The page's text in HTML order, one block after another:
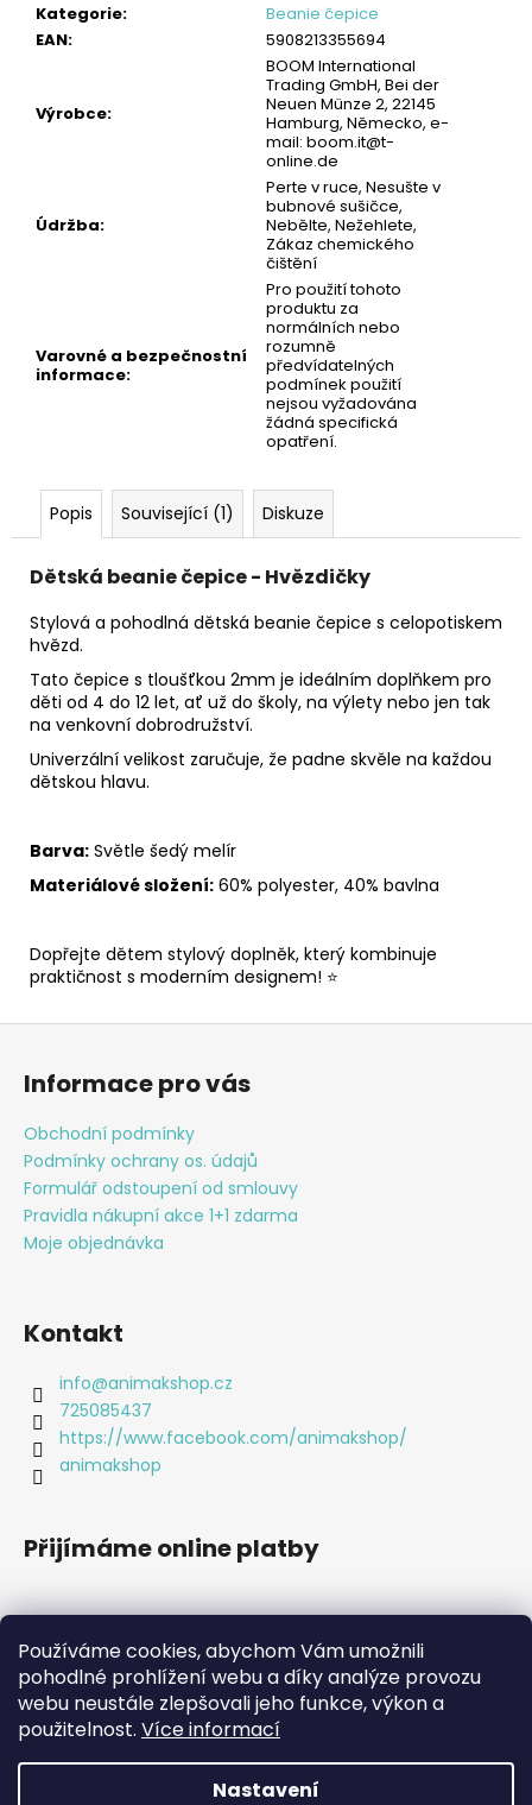
Používáme cookies, abychom Vám umožnili
pohodlné prohlížení webu a díky analýze provozu
webu neustále zlepšovali jeho funkce, výkon a
použitelnost. Více informací
Nastavení
Kategorie:
Beanie čepice
EAN: 5908213355694
Výrobce:
BOOM International
Trading GmbH, Bei der
Neuen Münze 2, 22145
Hamburg, Německo, e-
mail: boom.it@t-
online.de
Údržba:
Perte v ruce, Nesušte v
bubnové sušičce,
Nebělte, Nežehlete,
Zákaz chemického
čištění
Varovné a bezpečnostní
informace:
Pro použití tohoto
produktu za
normálních nebo
rozumně
předvídatelných
podmínek použití
nejsou vyžadována
žádná specifická
opatření.
Popis Související (1) Diskuze
Dětská beanie čepice - Hvězdičky
Stylová a pohodlná dětská beanie čepice s celopotiskem
hvězd.
Tato čepice s tloušťkou 2mm je ideálním doplňkem pro
děti od 4 do 12 let, ať už do školy, na výlety nebo jen tak
na venkovní dobrodružství.
Univerzální velikost zaručuje, že padne skvěle na každou
dětskou hlavu.
Barva: Světle šedý melír
Materiálové složení: 60% polyester, 40% bavlna
Dopřejte dětem stylový doplněk, který kombinuje
praktičnost s moderním designem! ⭐
CARDIN
249
Z
Informace pro vás
Obchodní podmínky
Podmínky ochrany os. údajů
Formulář odstoupení od smlouvy
Pravidla nákupní akce 1+1 zdarma
Moje objednávka
Kontakt
info@animakshop.cz
725085437
https://www.facebook.com/animakshop/
animakshop
Přijímáme online platby